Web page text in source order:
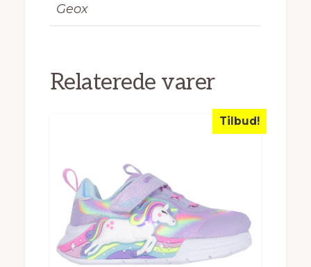
Geox
Relaterede varer
Tilbud!